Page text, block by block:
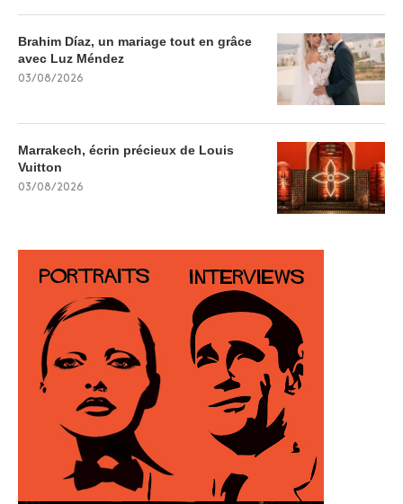
Brahim Díaz, un mariage tout en grâce
avec Luz Méndez
03/08/2026
Marrakech, écrin précieux de Louis
Vuitton
03/08/2026